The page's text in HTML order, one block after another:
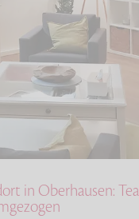
in Oberhausen: